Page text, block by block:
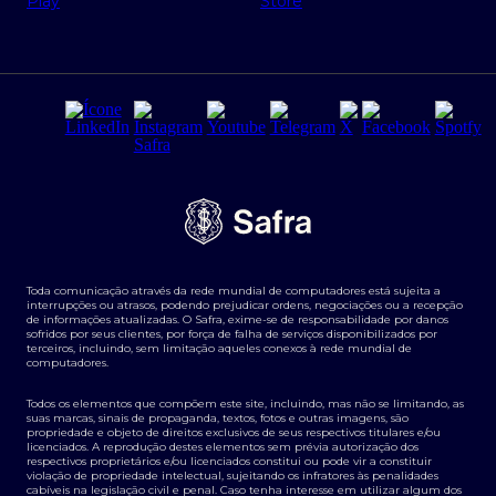
Regras e Parâmetros de Atuação Banco Safra
Segurança da Informação
Tarifas e serviços Pessoa Física
Transparência de remuneração
Termos e Condições para Portabilidade de Investimento
Derivativos
Agronegócios
Toda comunicação através da rede mundial de computadores está sujeita a
interrupções ou atrasos, podendo prejudicar ordens, negociações ou a recepção
de informações atualizadas. O Safra, exime-se de responsabilidade por danos
sofridos por seus clientes, por força de falha de serviços disponibilizados por
terceiros, incluindo, sem limitação aqueles conexos à rede mundial de
computadores.
Todos os elementos que compõem este site, incluindo, mas não se limitando, as
suas marcas, sinais de propaganda, textos, fotos e outras imagens, são
propriedade e objeto de direitos exclusivos de seus respectivos titulares e/ou
licenciados. A reprodução destes elementos sem prévia autorização dos
respectivos proprietários e/ou licenciados constitui ou pode vir a constituir
violação de propriedade intelectual, sujeitando os infratores às penalidades
cabíveis na legislação civil e penal. Caso tenha interesse em utilizar algum dos